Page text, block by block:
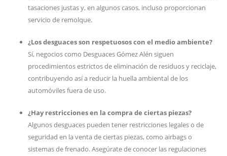
tasaciones justas y, en algunos casos, incluso proporcionan
servicio de remolque.
¿Los desguaces son respetuosos con el medio ambiente?
Sí, negocios como Desguaces Gómez Alén siguen
procedimientos estrictos de eliminación de residuos y reciclaje,
contribuyendo así a reducir la huella ambiental de los
automóviles fuera de uso.
¿Hay restricciones en la compra de ciertas piezas?
Algunos desguaces pueden tener restricciones legales o de
seguridad en la venta de ciertas piezas, como airbags o
sistemas de frenado. Asegúrate de conocer las regulaciones